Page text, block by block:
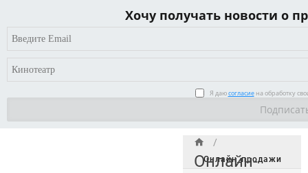
Хочу получать новости о
Я даюсогласиена обработку
Документация по продуктам КИНОПЛАН
/
Онлайн_продажи
Онлайн-